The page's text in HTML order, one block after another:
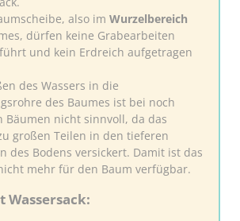
also im Wurzelbereich
dürfen keine Grabearbeiten
und kein Erdreich aufgetragen
des Wassers in die
des Baumes ist bei noch
Bäumen nicht sinnvoll, da das
großen Teilen in den tieferen
des Bodens versickert. Damit ist das
mehr für den Baum verfügbar.
Wassersack: